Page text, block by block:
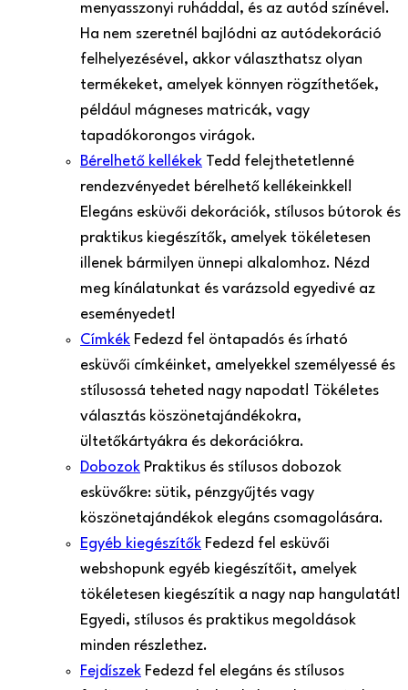
menyasszonyi ruháddal, és az autód színével.
Ha nem szeretnél bajlódni az autódekoráció
felhelyezésével, akkor választhatsz olyan
termékeket, amelyek könnyen rögzíthetőek,
például mágneses matricák, vagy
tapadókorongos virágok.
Bérelhető kellékek Tedd felejthetetlenné
rendezvényedet bérelhető kellékeinkkel!
Elegáns esküvői dekorációk, stílusos bútorok és
praktikus kiegészítők, amelyek tökéletesen
illenek bármilyen ünnepi alkalomhoz. Nézd
meg kínálatunkat és varázsold egyedivé az
eseményedet!
Címkék Fedezd fel öntapadós és írható
esküvői címkéinket, amelyekkel személyessé és
stílusossá teheted nagy napodat! Tökéletes
választás köszönetajándékokra,
ültetőkártyákra és dekorációkra.
Dobozok Praktikus és stílusos dobozok
esküvőkre: sütik, pénzgyűjtés vagy
köszönetajándékok elegáns csomagolására.
Egyéb kiegészítők Fedezd fel esküvői
webshopunk egyéb kiegészítőit, amelyek
tökéletesen kiegészítik a nagy nap hangulatát!
Egyedi, stílusos és praktikus megoldások
minden részlethez.
Fejdíszek Fedezd fel elegáns és stílusos